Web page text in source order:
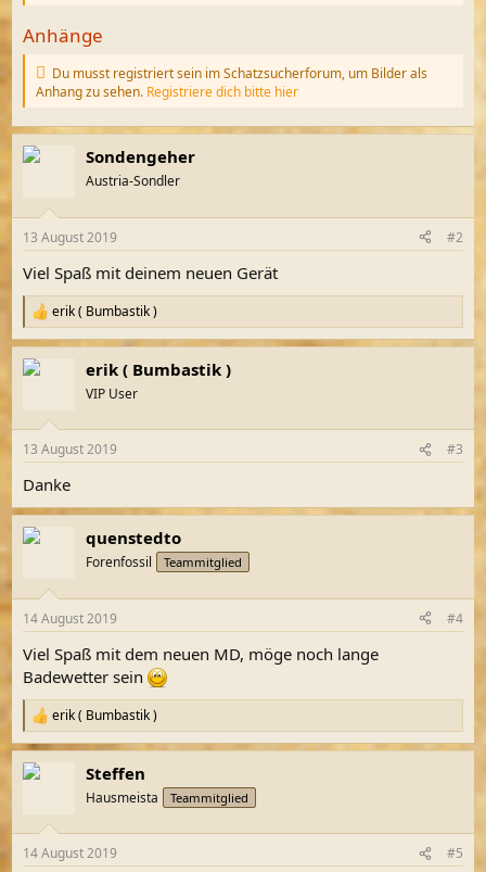
Anhänge
Du musst registriert sein im Schatzsucherforum, um Bilder als
Anhang zu sehen. Registriere dich bitte hier
Sondengeher
Austria-Sondler
13 August 2019 #2
Viel Spaß mit deinem neuen Gerät
R
e
a
k
e
:
erik ( Bumbastik )
erik ( Bumbastik )
VIP User
13 August 2019 #3
Danke
quenstedto
Forenfossil Teammitglied
14 August 2019 #4
Viel Spaß mit dem neuen MD, möge noch lange
Badewetter sein
R
e
a
k
e
erik ( Bumbastik )
Steffen
Hausmeista Teammitglied
14 August 2019 #5